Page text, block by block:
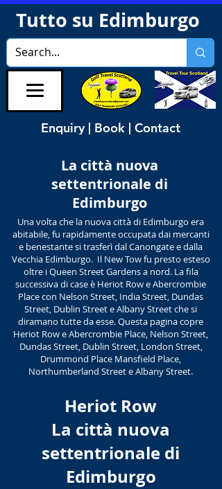
Tutto su Edimburgo
Enquiry | Book | Contact
La città nuova
settentrionale di
Edimburgo
Una volta che la nuova città di Edimburgo era
abitabile, fu rapidamente occupata dai mercanti
e benestante si trasferì dal Canongate e dalla
Vecchia Edimburgo. Il New Tow fu presto esteso
oltre i Queen Street Gardens a nord. La fila
successiva di case è Heriot Row e Abercrombie
Place con Nelson Street, India Street, Dundas
Street, Dublin Street e Albany Street che si
diramano tutte da esse. Questa pagina copre
Heriot Row e Abercrombie Place, Nelson Street,
Dundas Street, Dublin Street, London Street,
Drummond Place Mansfield Place,
Northumberland Street e Albany Street.
Heriot Row
La città nuova
settentrionale di
Edimburgo